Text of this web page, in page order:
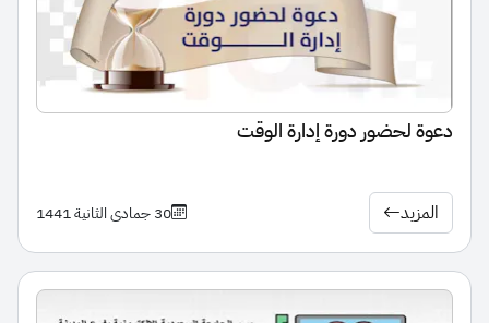
دعوة لحضور دورة إدارة الوقت
المزيد 30 جمادى الثانية 1441